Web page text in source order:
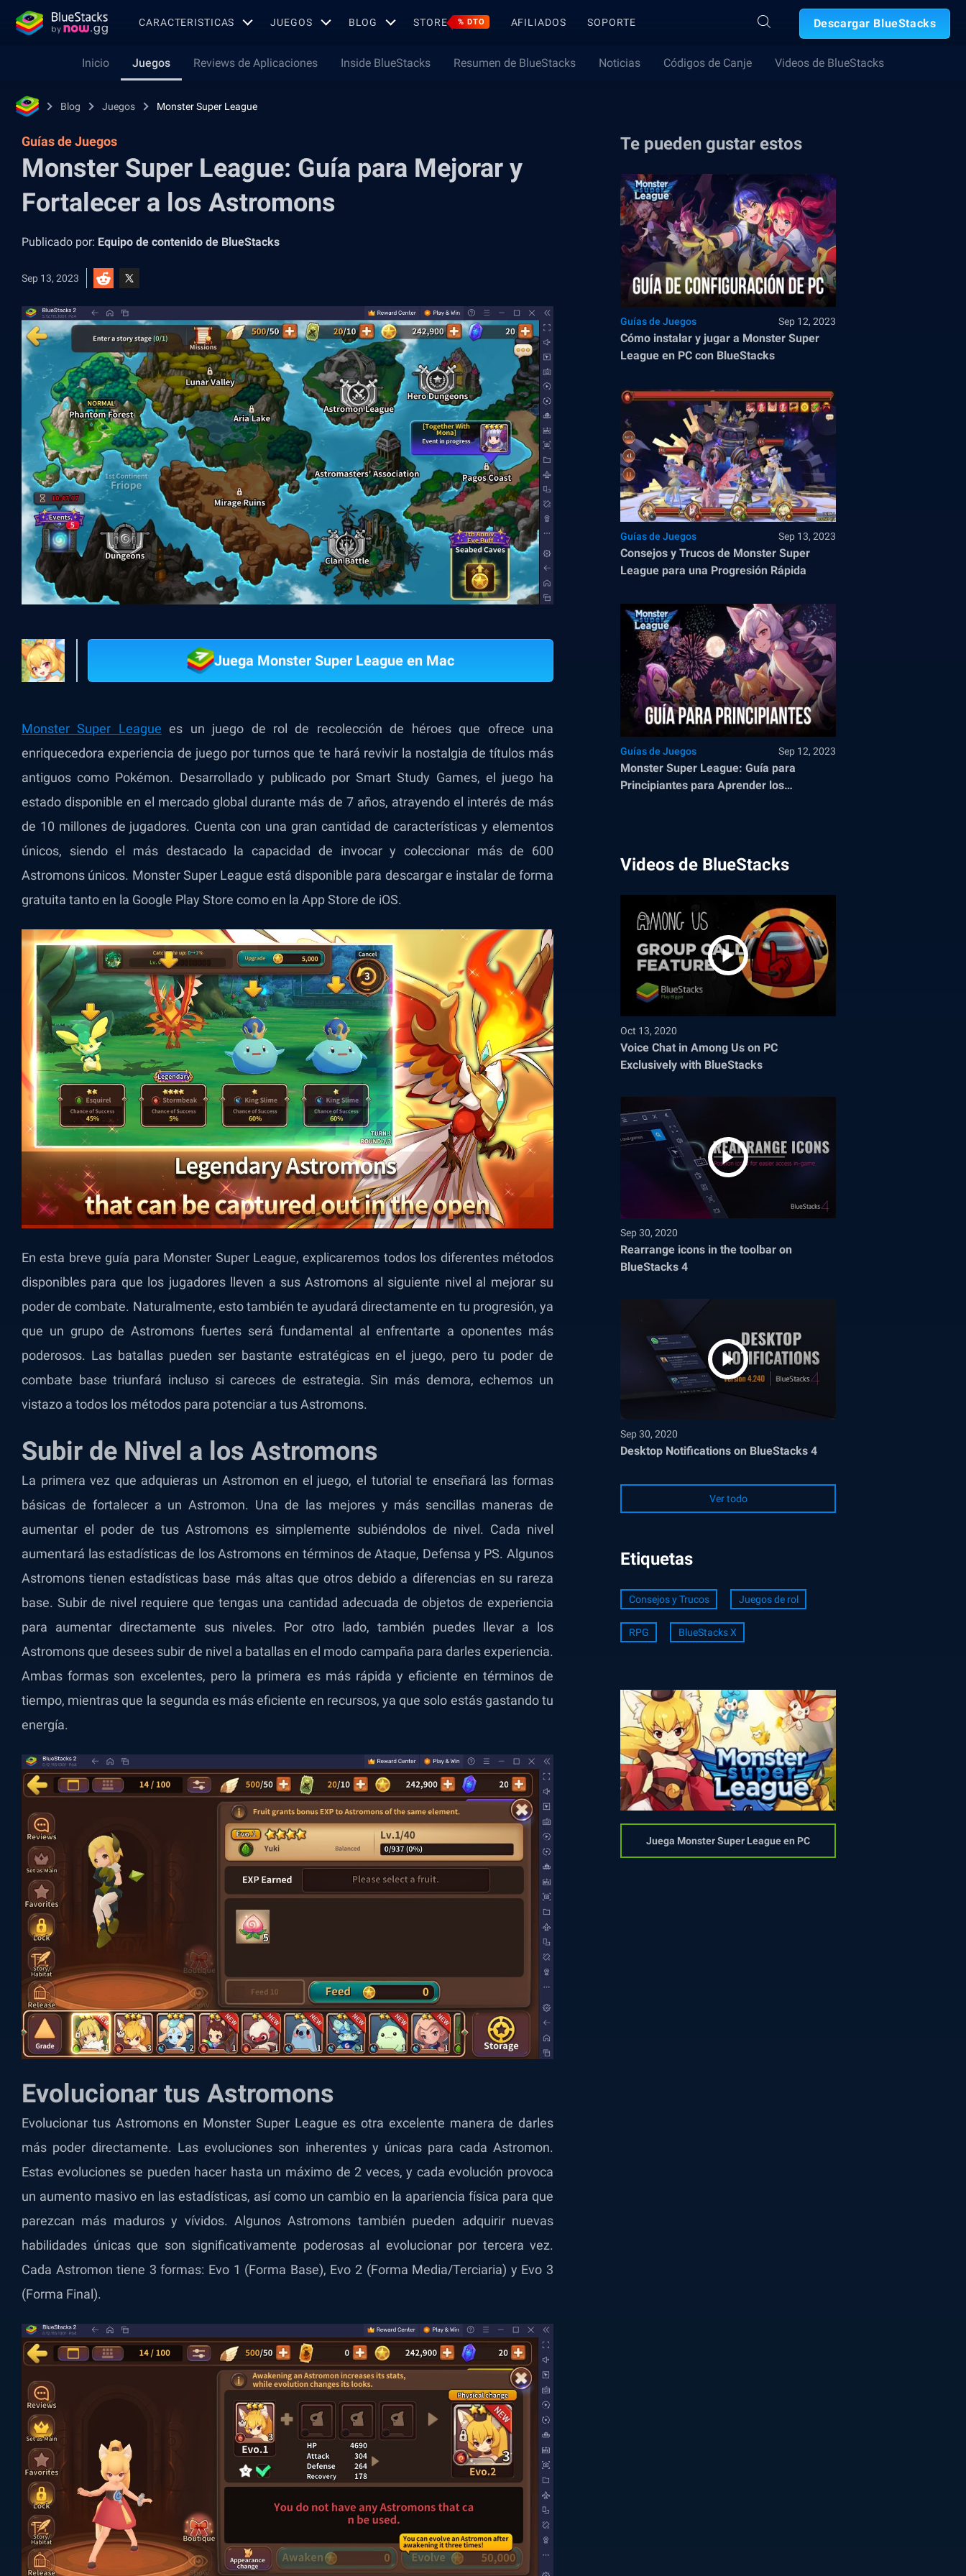
CARACTERISTICAS JUEGOS BLOG STORE % DTO AFILIADOS SOPORTE Descargar BlueStacks
Inicio Juegos Reviews de Aplicaciones Inside BlueStacks Resumen de BlueStacks Noticias Códigos de Canje Videos de BlueStacks
Blog Juegos Monster Super League
Guías de Juegos
Monster Super League: Guía para Mejorar y
Fortalecer a los Astromons
Publicado por: Equipo de contenido de BlueStacks
Sep 13, 2023
Juega Monster Super League en Mac
Monster Super League es un juego de rol de recolección de héroes que ofrece una
enriquecedora experiencia de juego por turnos que te hará revivir la nostalgia de títulos más
antiguos como Pokémon. Desarrollado y publicado por Smart Study Games, el juego ha
estado disponible en el mercado global durante más de 7 años, atrayendo el interés de más
de 10 millones de jugadores. Cuenta con una gran cantidad de características y elementos
únicos, siendo el más destacado la capacidad de invocar y coleccionar más de 600
Astromons únicos. Monster Super League está disponible para descargar e instalar de forma
gratuita tanto en la Google Play Store como en la App Store de iOS.
En esta breve guía para Monster Super League, explicaremos todos los diferentes métodos
disponibles para que los jugadores lleven a sus Astromons al siguiente nivel al mejorar su
poder de combate. Naturalmente, esto también te ayudará directamente en tu progresión, ya
que un grupo de Astromons fuertes será fundamental al enfrentarte a oponentes más
poderosos. Las batallas pueden ser bastante estratégicas en el juego, pero tu poder de
combate base triunfará incluso si careces de estrategia. Sin más demora, echemos un
vistazo a todos los métodos para potenciar a tus Astromons.
Subir de Nivel a los Astromons
La primera vez que adquieras un Astromon en el juego, el tutorial te enseñará las formas
básicas de fortalecer a un Astromon. Una de las mejores y más sencillas maneras de
aumentar el poder de tus Astromons es simplemente subiéndolos de nivel. Cada nivel
aumentará las estadísticas de los Astromons en términos de Ataque, Defensa y PS. Algunos
Astromons tienen estadísticas base más altas que otros debido a diferencias en su rareza
base. Subir de nivel requiere que tengas una cantidad adecuada de objetos de experiencia
para aumentar directamente sus niveles. Por otro lado, también puedes llevar a los
Astromons que desees subir de nivel a batallas en el modo campaña para darles experiencia.
Ambas formas son excelentes, pero la primera es más rápida y eficiente en términos de
tiempo, mientras que la segunda es más eficiente en recursos, ya que solo estás gastando tu
energía.
Evolucionar tus Astromons
Evolucionar tus Astromons en Monster Super League es otra excelente manera de darles
más poder directamente. Las evoluciones son inherentes y únicas para cada Astromon.
Estas evoluciones se pueden hacer hasta un máximo de 2 veces, y cada evolución provoca
un aumento masivo en las estadísticas, así como un cambio en la apariencia física para que
parezcan más maduros y vívidos. Algunos Astromons también pueden adquirir nuevas
habilidades únicas que son significativamente poderosas al evolucionar por tercera vez.
Cada Astromon tiene 3 formas: Evo 1 (Forma Base), Evo 2 (Forma Media/Terciaria) y Evo 3
(Forma Final).
Te pueden gustar estos
Guías de Juegos Sep 12, 2023
Cómo instalar y jugar a Monster Super
League en PC con BlueStacks
Guías de Juegos Sep 13, 2023
Consejos y Trucos de Monster Super
League para una Progresión Rápida
Guías de Juegos Sep 12, 2023
Monster Super League: Guía para
Principiantes para Aprender los
Videos de BlueStacks
Oct 13, 2020
Voice Chat in Among Us on PC
Exclusively with BlueStacks
Sep 30, 2020
Rearrange icons in the toolbar on
BlueStacks 4
Sep 30, 2020
Desktop Notifications on BlueStacks 4
Ver todo
Etiquetas
Consejos y Trucos Juegos de rol
RPG BlueStacks X
Juega Monster Super League en PC